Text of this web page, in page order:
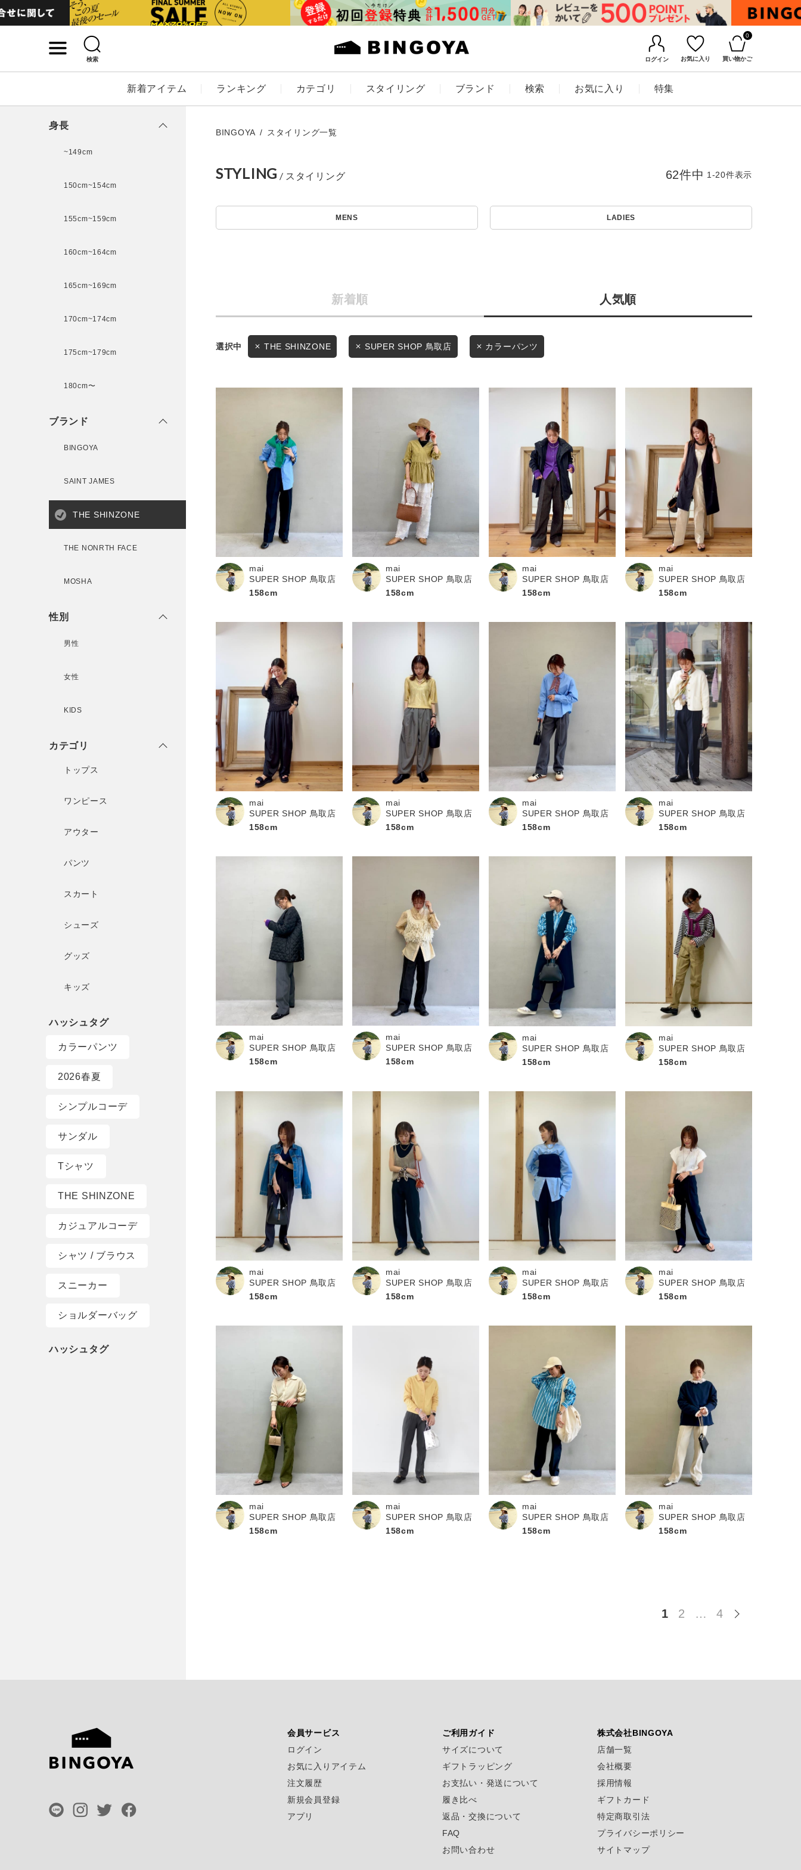
検索 ログイン お気に入り
0
買い物かご
新着アイテム ランキング カテゴリ スタイリング ブランド 検索 お気に入り 特集
条件絞り込み検索
カテゴリから探す
スタイリングから探す
ブランドから探す
店舗一覧
会社概要
お知らせ・ご利用ガイド
ご利用ガイド
ギフトラッピング
お問い合わせ
BINGOYA
無料公式アプリダウンロード
キーワード
LADIES KIDS
価格
セール価格
在庫
在庫なし含む
この条件で絞り込む
身長
~149cm
150cm~154cm
155cm~159cm
160cm~164cm
165cm~169cm
170cm~174cm
175cm~179cm
180cm〜
ブランド
BINGOYA
SAINT JAMES
THE SHINZONE
THE NONRTH FACE
MOSHA
性別
男性
女性
KIDS
カテゴリ
トップス
ワンピース
アウター
パンツ
スカート
シューズ
グッズ
キッズ
カラーパンツ
2026春夏
シンプルコーデ
サンダル
Tシャツ
THE SHINZONE
カジュアルコーデ
シャツ / ブラウス
スニーカー
ショルダーバッグ
BINGOYA スタイリング一覧
STYLING
MENS LADIES
新着順 人気順
62件中 1-20件表示
THE SHINZONE SUPER SHOP 鳥取店 カラーパンツ
mai
SUPER SHOP 鳥取店
158cm
mai
SUPER SHOP 鳥取店
158cm
mai
SUPER SHOP 鳥取店
158cm
mai
SUPER SHOP 鳥取店
158cm
mai
SUPER SHOP 鳥取店
158cm
mai
SUPER SHOP 鳥取店
158cm
mai
SUPER SHOP 鳥取店
158cm
mai
SUPER SHOP 鳥取店
158cm
mai
SUPER SHOP 鳥取店
158cm
mai
SUPER SHOP 鳥取店
158cm
mai
SUPER SHOP 鳥取店
158cm
mai
SUPER SHOP 鳥取店
158cm
mai
SUPER SHOP 鳥取店
158cm
mai
SUPER SHOP 鳥取店
158cm
mai
SUPER SHOP 鳥取店
158cm
mai
SUPER SHOP 鳥取店
158cm
mai
SUPER SHOP 鳥取店
158cm
mai
SUPER SHOP 鳥取店
158cm
mai
SUPER SHOP 鳥取店
158cm
mai
SUPER SHOP 鳥取店
158cm
1 2 … 4
会員サービス
ログイン
お気に入りアイテム
注文履歴
新規会員登録
アプリ
ご利用ガイド
サイズについて
ギフトラッピング
お支払い・発送について
履き比べ
返品・交換について
FAQ
お問い合わせ
株式会社BINGOYA
店舗一覧
会社概要
採用情報
ギフトカード
特定商取引法
プライバシーポリシー
サイトマップ